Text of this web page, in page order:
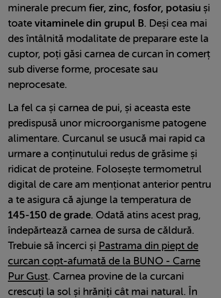
minerale precum fier, zinc, fosfor, potasiu și
toate vitaminele din grupul B. Deși cea mai
des întâlnită modalitate de preparare este la
cuptor, poți găsi carnea de curcan în comerț
sub diverse forme, procesate sau
neprocesate.
La fel ca și carnea de pui, și aceasta este
predispusă unor microorganisme patogene
alimentare. Curcanul se usucă mai rapid ca
urmare a conținutului redus de grăsime și
ridicat de proteine. Folosește termometrul
digital de care am menționat anterior pentru
a te asigura că ajunge la temperatura de
145-150 de grade. Odată atins acest prag,
îndepărtează carnea de sursa de căldură.
Trebuie să încerci și Pastrama din piept de
curcan copt-afumată de la BUNO - Carne
Pur Gust. Carnea provine de la curcani
crescuți la sol și hrăniți cât mai natural. În